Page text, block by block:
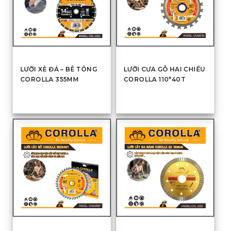
LƯỠI XẺ ĐÁ – BÊ TÔNG
COROLLA 355MM
LƯỠI CƯA GỖ HAI CHIỀU
COROLLA 110*40T